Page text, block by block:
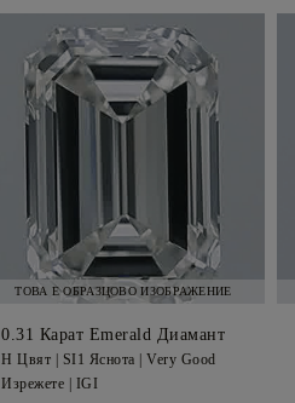
ТОВА Е ОБРАЗЦОВО ИЗОБРАЖЕНИЕ
0.31 Карат Emerald Диамант
H Цвят | SI1 Яснота | Very Good
Изрежете | IGI